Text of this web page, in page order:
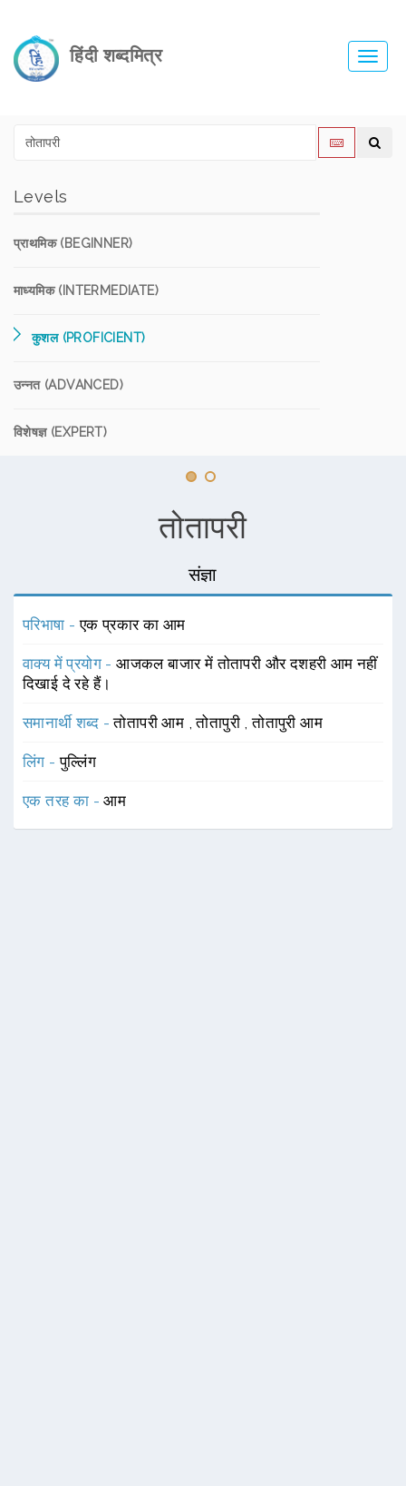
हिंदी शब्दमित्र
Levels
प्राथमिक (BEGINNER)
माध्यमिक (INTERMEDIATE)
कुशल (PROFICIENT)
उन्नत (ADVANCED)
विशेषज्ञ (EXPERT)
तोतापरी
संज्ञा
परिभाषा -एक प्रकार का आम
वाक्य में प्रयोग -आजकल बाजार में तोतापरी और दशहरी आम नहीं
दिखाई दे रहे हैं।
समानार्थी शब्द -तोतापरी आम ,तोतापुरी ,तोतापुरी आम
लिंग -पुल्लिंग
एक तरह का -आम